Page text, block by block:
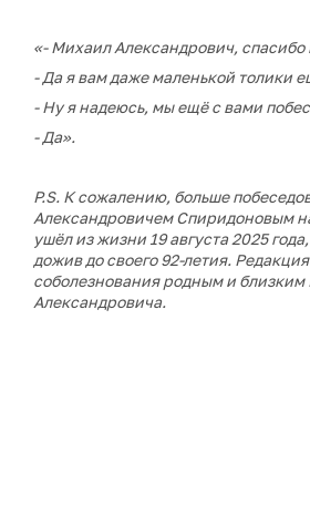
«- Михаил Александрович, спасибо
- Да я вам даже маленькой толики
- Ну я надеюсь, мы ещё с вами
- Да».
P.S. К сожалению, больше
Александровичем Спиридоновым
ушёл из жизни 19 августа 2025
дожив до своего 92-летия.
соболезнования родным и
Александровича.